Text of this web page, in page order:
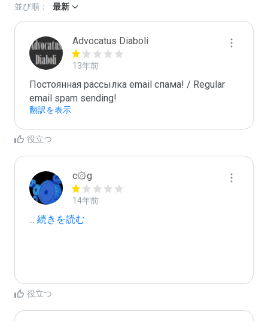
並び順： 最新
Advocatus Diaboli
13年前
Постоянная рассылка email спама! / Regular
email spam sending!
翻訳を表示
役立つ
c۞g
14年前
... 続きを読む
役立つ